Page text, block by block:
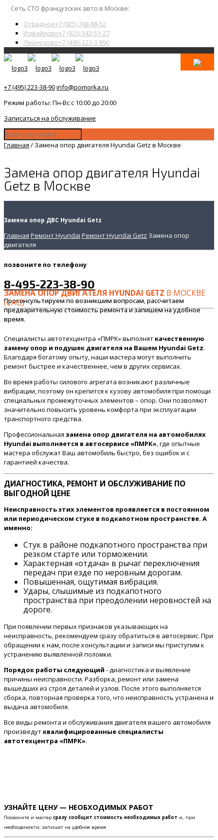
Сеть СТО французских авто в Москве:
Отрадное+7 (925) 748-88-52
Измайлово+7 (925) 543-51-27
Лианозово+7 (495) 223-3-890
+7 (495) 223-38-90info@pomorka.ru
Режим работы: Пн-Вс с 10:00 до 20:00
Записаться на обслуживание
Главная / Замена опор двигателя Hyundai Getz в Москве
Замена опор двигателя Hyundai
Getz в Москве
Замена опор ДВС Hyundai Getz
Главная Ремонт Hyundai Ремонт Hyundai Getz Замена опор
двигателя
позвоните по телефону
8-495-223-38-90
Проконсультируем по возникшим вопросам, рассчитаем
предварительную стоимость ремонта и запишем на удобное
время.
ЗАМЕНА ОПОР ДВИГАТЕЛЯ HYUNDAI GETZ В МОСКВЕ
(САО)
Специалисты автотехцентра «ПМРК» выполнят качественную
замену опор и подушек двигателя на Вашем Hyundai Getz.
Благодаря богатому опыту, наши мастера могут выполнить
ремонт быстрее и качественнее, чем в других сервисах.
Во время работы силового агрегата возникают различные
вибрации, поэтому он крепится к кузову автомобиля при помощи
специальных промежуточных элементов – опор. Они позволяют
значительно повысить уровень комфорта при эксплуатации
транспортного средства.
Профессиональная замена опор двигателя на автомобилях
Hyundai выполняется в автосервисе «ПМРК», где опытные
мастера обслужат Ваш автомобиль быстро, без ошибок и с
гарантией качества.
ДИАГНОСТИКА, РЕМОНТ И ОБСЛУЖИВАНИЕ ПО
ВЫГОДНОЙ ЦЕНЕ
Неисправность этих элементов проявляется в постоянном
или периодическом стуке в подкапотном пространстве. А
именно:
Стук в районе подкапотного пространства при
резком старте или торможении.
Характерная «отдача» в рычаг переключения
передач при езде по неровным дорогам.
Повышенная, ощутимая вибрация.
Удары, слышимые из подкапотного
пространства при преодолении неровностей на
дороге.
При появлении первых признаков указывающих на
неисправность, рекомендуем сразу обратиться в автосервис. При
обращении к нам, после консультации и записи мы приступим к
устранению выявленной поломки.
Порядок работы следующий - диагностика и выявление
причины неисправности. Разборка, ремонт или замена
вышедших из строя деталей и узлов. После этого выполняется
сборка, повторная проверка того, что неисправность устранена и
выдача автомобиля.
Все виды ремонта и обслуживания двигателя вашего автомобиля
произведут квалифицированные специалисты
автотехцентра «ПМРК».
УЗНАЙТЕ ЦЕНУ — НЕОБХОДИМЫХ РАБОТ
Позвоните и мастер сразу сообщит стоимость необходимых работ и, при
необходимости, запишет на удобное время